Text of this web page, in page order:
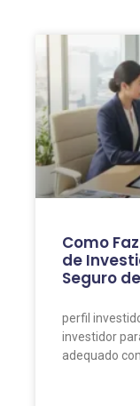
Como
de
Seguro
perfil
investidor
adequado